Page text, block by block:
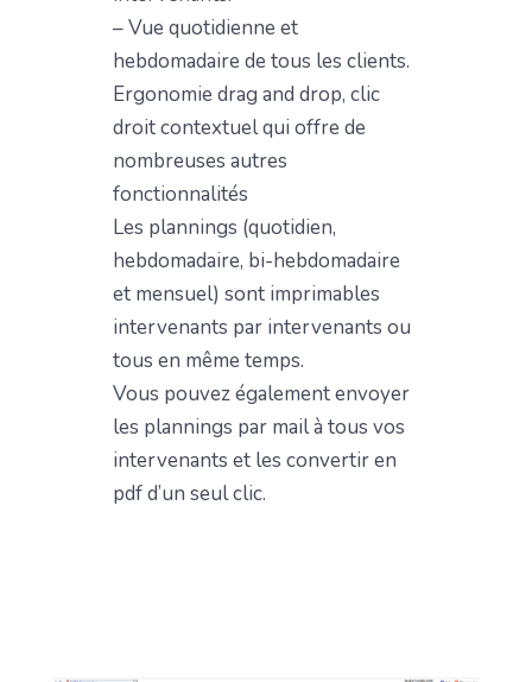
– Vue quotidienne et
hebdomadaire de tous les clients.
Ergonomie drag and drop, clic
droit contextuel qui offre de
nombreuses autres
fonctionnalités
Les plannings (quotidien,
hebdomadaire, bi-hebdomadaire
et mensuel) sont imprimables
intervenants par intervenants ou
tous en même temps.
Vous pouvez également envoyer
les plannings par mail à tous vos
intervenants et les convertir en
pdf d’un seul clic.